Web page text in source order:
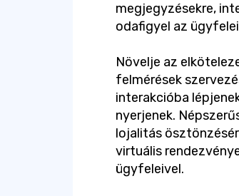
megjegyzésekre,
odafigyel az
Növelje az
felmérések
interakcióba
nyerjenek.
lojalitás
virtuális
ügyfeleivel.